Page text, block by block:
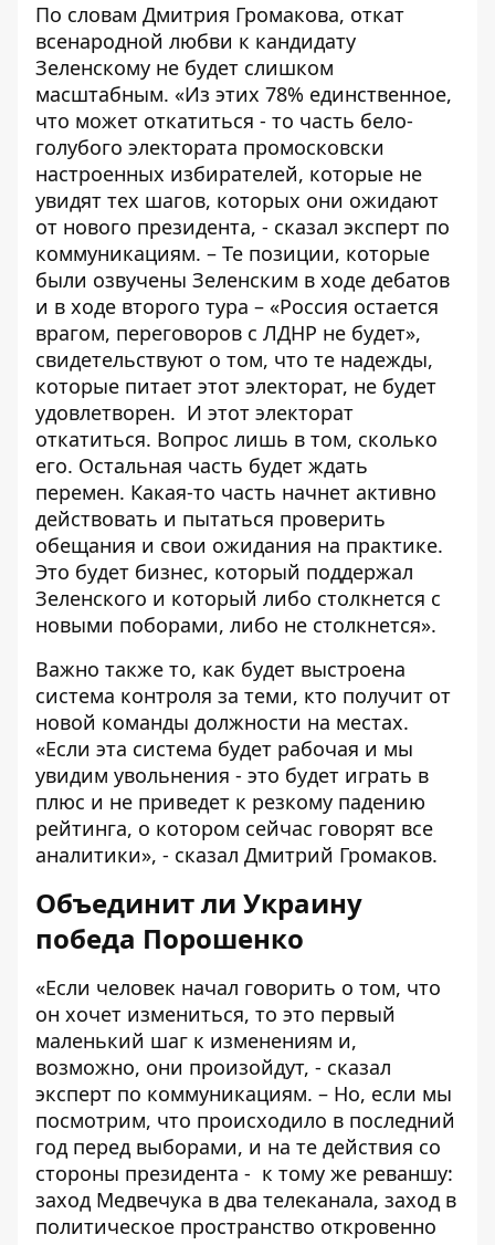
По словам Дмитрия Громакова, откат
всенародной любви к кандидату
Зеленскому не будет слишком
масштабным. «Из этих 78% единственное,
что может откатиться - то часть бело-
голубого электората промосковски
настроенных избирателей, которые не
увидят тех шагов, которых они ожидают
от нового президента, - сказал эксперт по
коммуникациям. – Те позиции, которые
были озвучены Зеленским в ходе дебатов
и в ходе второго тура – «Россия остается
врагом, переговоров с ЛДНР не будет»,
свидетельствуют о том, что те надежды,
которые питает этот электорат, не будет
удовлетворен. И этот электорат
откатиться. Вопрос лишь в том, сколько
его. Остальная часть будет ждать
перемен. Какая-то часть начнет активно
действовать и пытаться проверить
обещания и свои ожидания на практике.
Это будет бизнес, который поддержал
Зеленского и который либо столкнется с
новыми поборами, либо не столкнется».
Важно также то, как будет выстроена
система контроля за теми, кто получит от
новой команды должности на местах.
«Если эта система будет рабочая и мы
увидим увольнения - это будет играть в
плюс и не приведет к резкому падению
рейтинга, о котором сейчас говорят все
аналитики», - сказал Дмитрий Громаков.
Объединит ли Украину
победа Порошенко
«Если человек начал говорить о том, что
он хочет измениться, то это первый
маленький шаг к изменениям и,
возможно, они произойдут, - сказал
эксперт по коммуникациям. – Но, если мы
посмотрим, что происходило в последний
год перед выборами, и на те действия со
стороны президента - к тому же реваншу:
заход Медвечука в два телеканала, заход в
политическое пространство откровенно